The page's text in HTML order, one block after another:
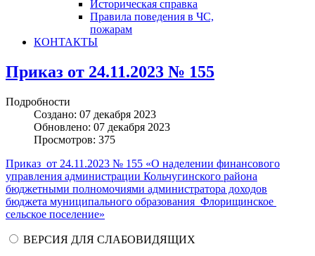
Историческая справка
Правила поведения в ЧС,
пожарам
КОНТАКТЫ
Приказ от 24.11.2023 № 155
Подробности
Создано: 07 декабря 2023
Обновлено: 07 декабря 2023
Просмотров: 375
Приказ от 24.11.2023 № 155 «О наделении финансового
управления администрации Кольчугинского района
бюджетными полномочиями администратора доходов
бюджета муниципального образования Флорищинское
сельское поселение»
ВЕРСИЯ ДЛЯ СЛАБОВИДЯЩИХ